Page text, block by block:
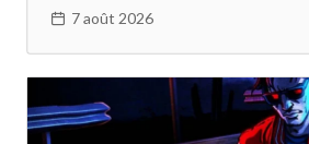
7 août 2026